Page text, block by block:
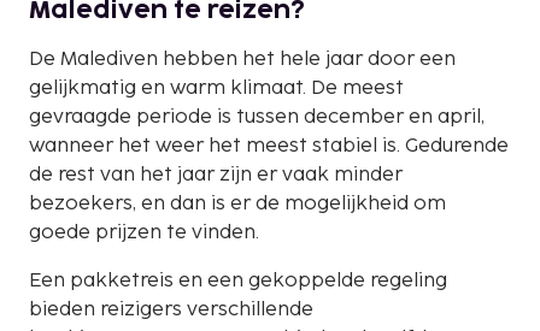
Malediven te reizen?
De Malediven hebben het hele jaar door een
gelijkmatig en warm klimaat. De meest
gevraagde periode is tussen december en april,
wanneer het weer het meest stabiel is. Gedurende
de rest van het jaar zijn er vaak minder
bezoekers, en dan is er de mogelijkheid om
goede prijzen te vinden.
Een pakketreis en een gekoppelde regeling
bieden reizigers verschillende